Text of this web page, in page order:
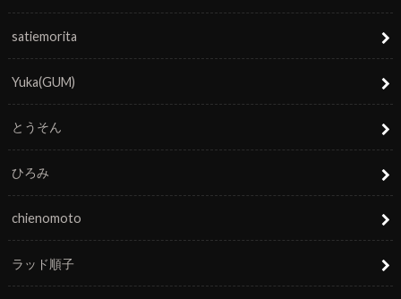
satiemorita
Yuka(GUM)
とうそん
ひろみ
chienomoto
ラッド順子